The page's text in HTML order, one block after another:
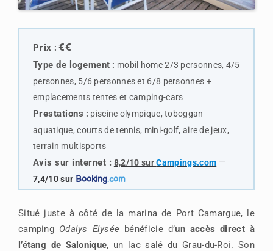
Prix :€€
Type de logement : mobil home 2/3 personnes, 4/5
personnes, 5/6 personnes et 6/8 personnes +
emplacements tentes et camping-cars
Prestations : piscine olympique, toboggan
aquatique, courts de tennis, mini-golf, aire de jeux,
terrain multisports
Avis sur internet : 8,2/10 surCampings.com —
7,4/10 sur Booking.com
Situé juste à côté de la marina de Port Camargue, le
camping Odalys Elysée bénéficie d’un accès direct à
l’étang de Salonique, un lac salé du Grau-du-Roi. Son